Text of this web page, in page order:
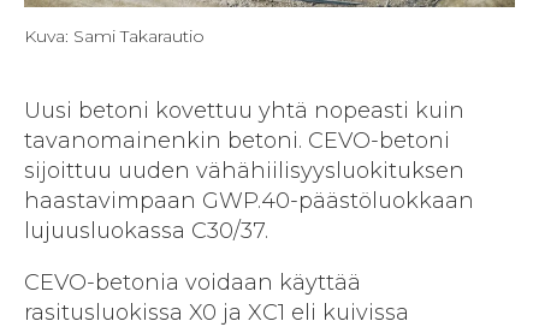
Kuva: Sami Takarautio
Uusi betoni kovettuu yhtä nopeasti kuin
tavanomainenkin betoni. CEVO-betoni
sijoittuu uuden vähähiilisyysluokituksen
haastavimpaan GWP.40-päästöluokkaan
lujuusluokassa C30/37.
CEVO-betonia voidaan käyttää
rasitusluokissa X0 ja XC1 eli kuivissa